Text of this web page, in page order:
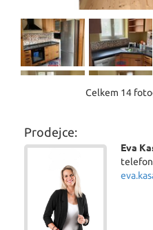
Celkem 14
Prodejce:
Eva